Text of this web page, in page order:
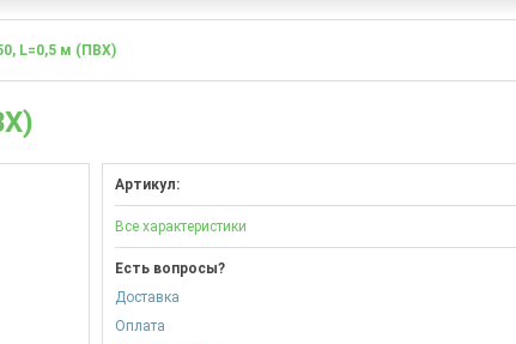
L=0,5 м (ПВХ)
Артикул:
Все характеристики
Есть вопросы?
Доставка
Оплата